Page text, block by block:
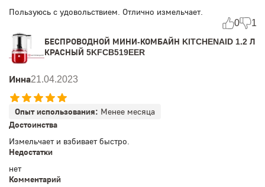
Пользуюсь с удовольствием. Отлично измельчает.
0 1
БЕСПРОВОДНОЙ МИНИ-КОМБАЙН KITCHENAID 1.2 Л
КРАСНЫЙ 5KFCB519EER
Инна21.04.2023
Опыт использования: Менее месяца
Достоинства
Измельчает и взбивает быстро.
Недостатки
нет
Комментарий